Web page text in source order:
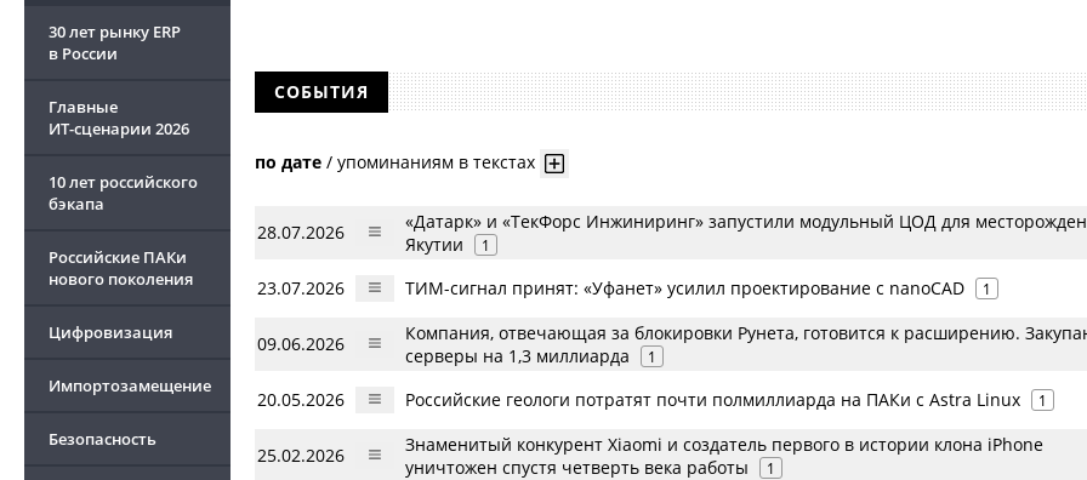
30 лет рынку ERP
в России
Главные
ИТ-сценарии 2026
10 лет российского
бэкапа
Российские ПАКи
нового поколения
Цифровизация
Импортозамещение
Безопасность
СОБЫТИЯ
по дате / упоминаниям в текстах
28.07.2026
«Датарк» и «ТекФорс Инжиниринг» запустили модульный ЦОД для
Якутии
1
23.07.2026 ТИМ-сигнал принят: «Уфанет» усилил проектирование с nanoCAD 1
09.06.2026
Компания, отвечающая за блокировки Рунета, готовится к расширению.
серверы на 1,3 миллиарда
1
20.05.2026 Российские геологи потратят почти полмиллиарда на ПАКи с Astra Linux 1
25.02.2026
Знаменитый конкурент Xiaomi и создатель первого в истории клона iPhone
уничтожен спустя четверть века работы
1